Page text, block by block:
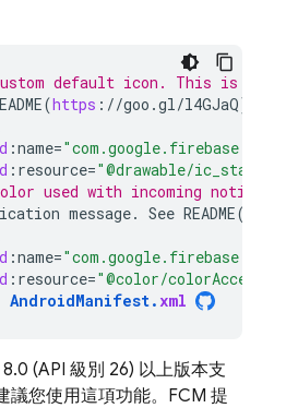
default icon. This is
(https : //goo .gl/l4GJaQ)
:name=
: resource="@drawable/
used with incoming
message. See README(
:name=
: resource="@color/colorAccent"
AndroidManifest.xml
(API 級別 26) 以上版本支
議您使用這項功能。 FCM 提